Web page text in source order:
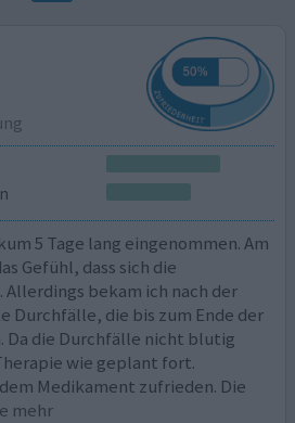
5 Tage lang eingenommen. Am
Gefühl, dass sich die
Allerdings bekam ich nach der
die bis zum Ende der
Da die Durchfälle nicht blutig
wie geplant fort.
Medikament zufrieden. Die
mehr